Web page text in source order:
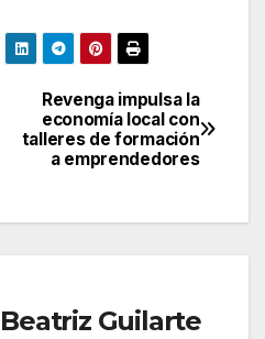
Revenga impulsa la
economía local con
talleres de formación
a emprendedores
Beatriz Guilarte